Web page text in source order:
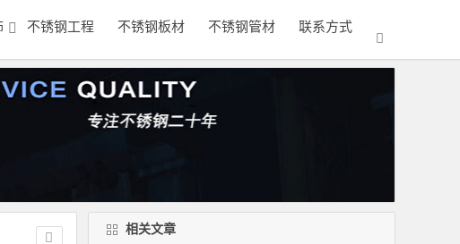
不锈钢工程 不锈钢板材 不锈钢管材 联系方式
相关文章